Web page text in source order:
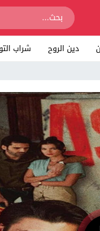
دين الروح شراب